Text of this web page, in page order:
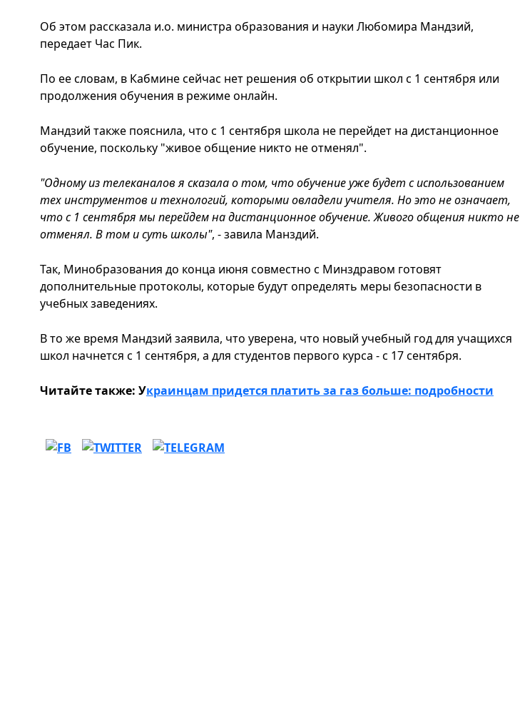
Об этом рассказала и.о. министра образования и науки Любомира Мандзий,
передает Час Пик.
По ее словам, в Кабмине сейчас нет решения об открытии школ с 1 сентября или
продолжения обучения в режиме онлайн.
Мандзий также пояснила, что с 1 сентября школа не перейдет на дистанционное
обучение, поскольку "живое общение никто не отменял".
"Одному из телеканалов я сказала о том, что обучение уже будет с использованием
тех инструментов и технологий, которыми овладели учителя. Но это не означает,
что с 1 сентября мы перейдем на дистанционное обучение. Живого общения никто не
отменял. В том и суть школы", - завила Манздий.
Так, Минобразования до конца июня совместно с Минздравом готовят
дополнительные протоколы, которые будут определять меры безопасности в
учебных заведениях.
В то же время Мандзий заявила, что уверена, что новый учебный год для учащихся
школ начнется с 1 сентября, а для студентов первого курса - с 17 сентября.
Читайте также: Украинцам придется платить за газ больше: подробности